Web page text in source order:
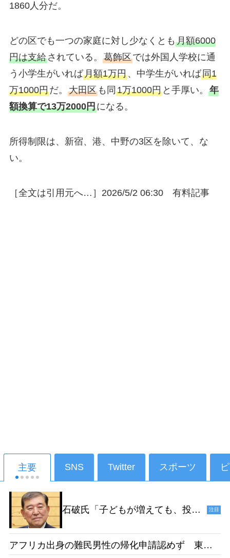
1860人分だ。
どの区でも一つの家庭に対し少なくとも 月額6000
円は支給されている。 葛飾区では外国人学校に通
う小学生がいれば月額1万円、中学生がいれば同1
万1000円だ。 大田区も同 1万1000円と手厚い。 年
額換算で13万2000円になる。
所得制限は、新宿、港、中野の3区を除いて、な
い。
［全文は引用元へ…］2026/5/2 06:30 有料記事
主要 SNS Twitter スポーツ
石破氏「子どもが増えても、投票
からねえ。その時、私たちは政治
家をやっていないでしょう」［デ
注目
アフリカ出身の難民男性の帰化申請認めず 東京